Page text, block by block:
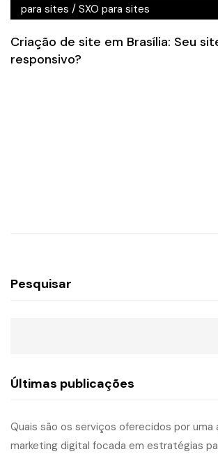
para sites / SXO para sites
Criação de site em Brasília: Seu
responsivo?
Pesquisar
Últimas publicações
Quais são os serviços oferecidos por uma
marketing digital focada em estratégias